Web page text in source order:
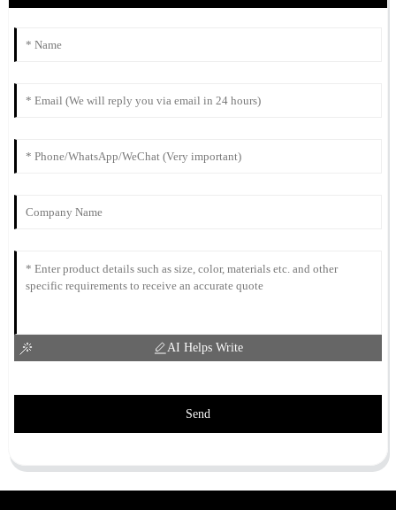
AI Helps Write
Send